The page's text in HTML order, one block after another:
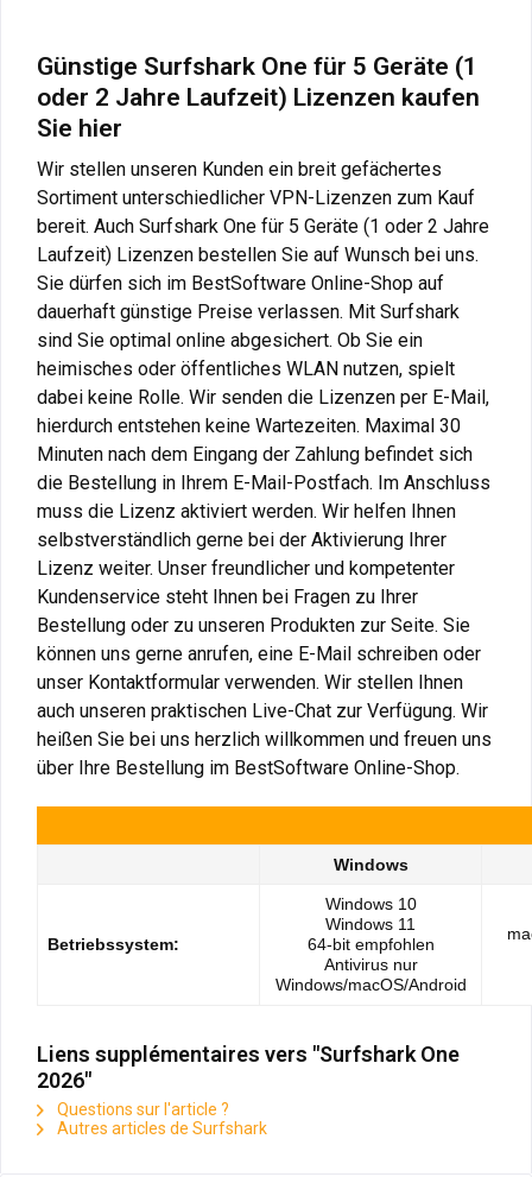
Günstige Surfshark One für 5 Geräte (1
oder 2 Jahre Laufzeit) Lizenzen kaufen
Sie hier
Wir stellen unseren Kunden ein breit gefächertes
Sortiment unterschiedlicher VPN-Lizenzen zum Kauf
bereit. Auch Surfshark One für 5 Geräte (1 oder 2 Jahre
Laufzeit) Lizenzen bestellen Sie auf Wunsch bei uns.
Sie dürfen sich im BestSoftware Online-Shop auf
dauerhaft günstige Preise verlassen. Mit Surfshark
sind Sie optimal online abgesichert. Ob Sie ein
heimisches oder öffentliches WLAN nutzen, spielt
dabei keine Rolle. Wir senden die Lizenzen per E-Mail,
hierdurch entstehen keine Wartezeiten. Maximal 30
Minuten nach dem Eingang der Zahlung befindet sich
die Bestellung in Ihrem E-Mail-Postfach. Im Anschluss
muss die Lizenz aktiviert werden. Wir helfen Ihnen
selbstverständlich gerne bei der Aktivierung Ihrer
Lizenz weiter. Unser freundlicher und kompetenter
Kundenservice steht Ihnen bei Fragen zu Ihrer
Bestellung oder zu unseren Produkten zur Seite. Sie
können uns gerne anrufen, eine E-Mail schreiben oder
unser Kontaktformular verwenden. Wir stellen Ihnen
auch unseren praktischen Live-Chat zur Verfügung. Wir
heißen Sie bei uns herzlich willkommen und freuen uns
über Ihre Bestellung im BestSoftware Online-Shop.
Windows
Betriebssystem:
Windows 10
Windows 11
64-bit empfohlen
Antivirus nur
Windows/macOS/Android
Liens supplémentaires vers "Surfshark One
2026"
Questions sur l'article ?
Autres articles de Surfshark